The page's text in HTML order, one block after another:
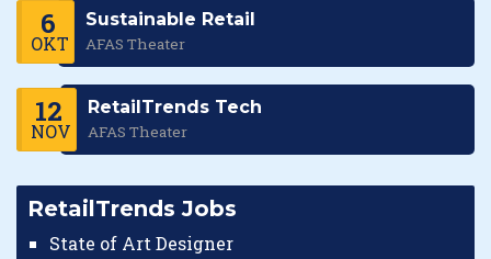
6
OKT
Sustainable Retail
AFAS Theater
12
NOV
RetailTrends Tech
AFAS Theater
RetailTrends Jobs
State of Art Designer